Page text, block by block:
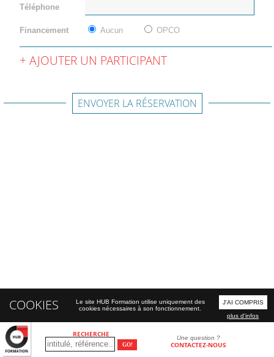
RECHERCHE Une question ?
CONTACTEZ-NOUS
Téléphone
Financement Aucun OPCO
AJOUTER UN PARTICIPANT
ENVOYER LA RÉSERVATION
COOKIES
Le site HUB Formation utilise uniquement des
cookies nécessaires à son fonctionnement.
J'AI COMPRIS
plus d'infos